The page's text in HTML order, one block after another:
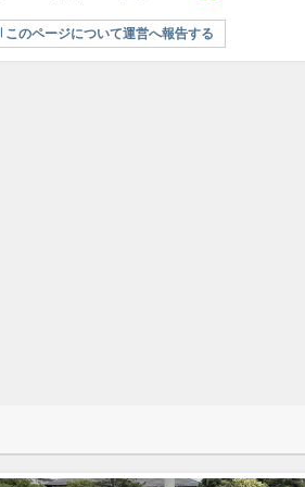
このページについて運営へ報告する